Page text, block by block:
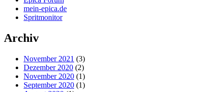
mein-epica.de
Spritmonitor
Archiv
November 2021 (3)
Dezember 2020 (2)
November 2020 (1)
September 2020 (1)